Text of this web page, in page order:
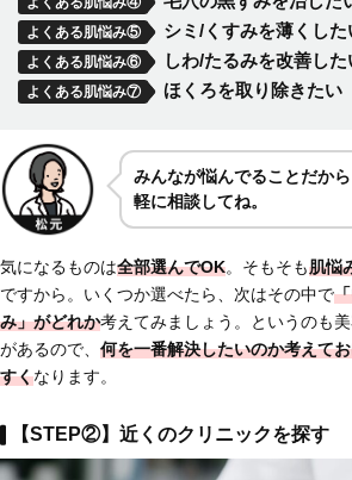
よくある肌悩み⑤ シミ/くすみを薄くした
よくある肌悩み⑥ しわ/たるみを改善した
よくある肌悩み⑦ ほくろを取り除きたい
みんなが悩んでることだか
軽に相談してね。
気になるものは全部選んでOK。そもそも肌悩
ですから。いくつか選べたら、次はその中で
み」がどれか考えてみましょう。というのも
があるので、 何を一番解決したいのか考えて
すくなります。
【STEP②】近くのクリニックを探す